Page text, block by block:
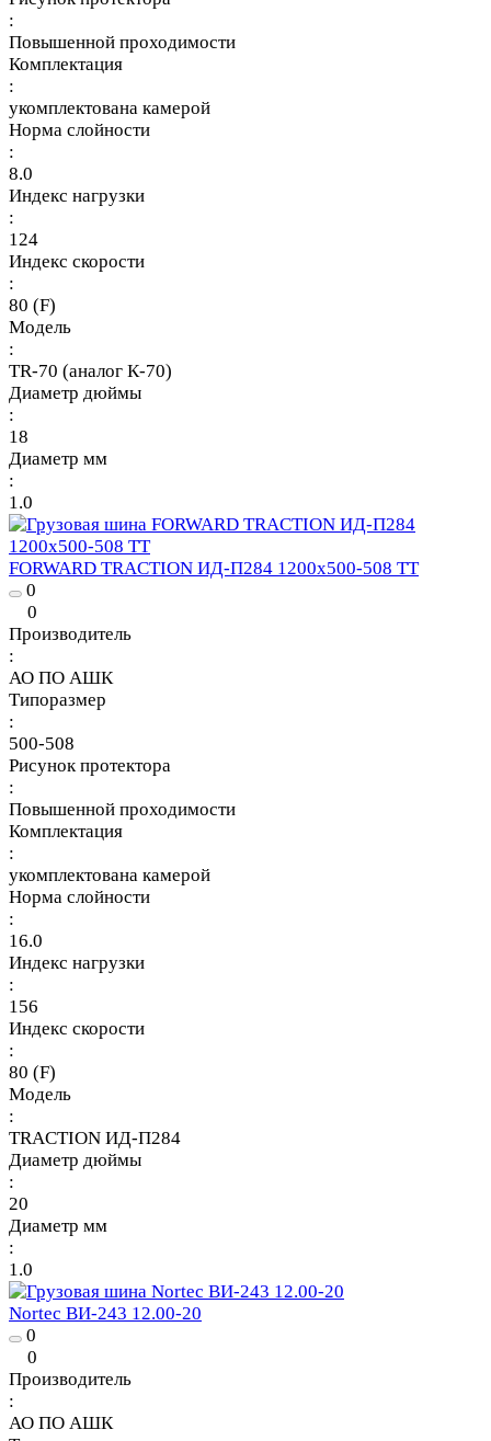
:
Повышенной проходимости
Комплектация
:
укомплектована камерой
Норма слойности
:
8.0
Индекс нагрузки
:
124
Индекс скорости
:
80 (F)
Модель
:
TR-70 (аналог К-70)
Диаметр дюймы
:
18
Диаметр мм
:
1.0
FORWARD TRACTION ИД-П284 1200х500-508 TT
0
0
Производитель
:
АО ПО АШК
Типоразмер
:
500-508
Рисунок протектора
:
Повышенной проходимости
Комплектация
:
укомплектована камерой
Норма слойности
:
16.0
Индекс нагрузки
:
156
Индекс скорости
:
80 (F)
Модель
:
TRACTION ИД-П284
Диаметр дюймы
:
20
Диаметр мм
:
1.0
Nortec ВИ-243 12.00-20
0
0
Производитель
:
АО ПО АШК